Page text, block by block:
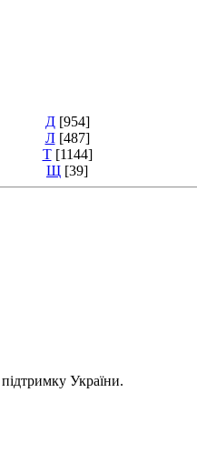
Д [954]
Л [487]
Т [1144]
Щ [39]
України.